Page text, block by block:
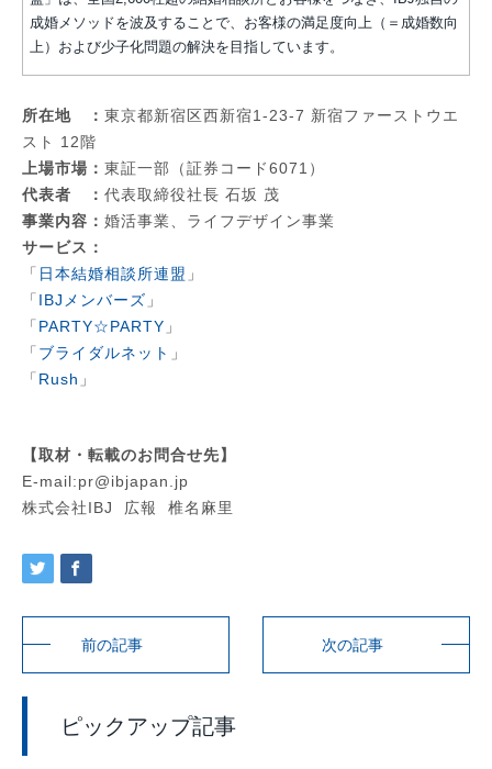
成婚メソッドを波及することで、お客様の満足度向上（＝成婚数向
上）および少子化問題の解決を目指しています。
所在地 ： 東京都新宿区西新宿1-23-7 新宿ファーストウエ
スト 12階
上場市場： 東証一部（証券コード6071）
代表者 ： 代表取締役社長 石坂 茂
事業内容： 婚活事業、ライフデザイン事業
サービス：
「 日本結婚相談所連盟 」
「 IBJメンバーズ 」
「 PARTY☆PARTY 」
「 ブライダルネット 」
「 Rush 」
【取材・転載のお問合せ先】
E-mail:pr@ibjapan.jp
株式会社IBJ 広報 椎名麻里
前の記事 次の記事
ピックアップ記事